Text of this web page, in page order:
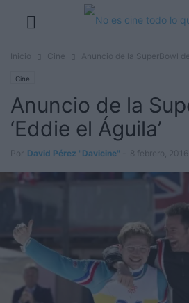
Inicio Cine Anuncio de la SuperBowl de
Cine
Anuncio de la
‘Eddie el Águila’
Por David Pérez "Davicine" 8 febrero, 2016